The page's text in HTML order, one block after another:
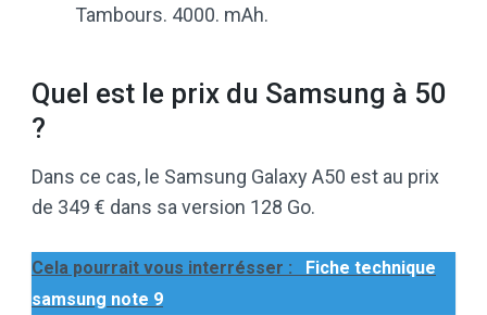
Tambours. 4000. mAh.
Quel est le prix du Samsung à 50
?
Dans ce cas, le Samsung Galaxy A50 est au prix
de 349 € dans sa version 128 Go.
Cela pourrait vous interrésser :
Fiche technique
samsung note 9